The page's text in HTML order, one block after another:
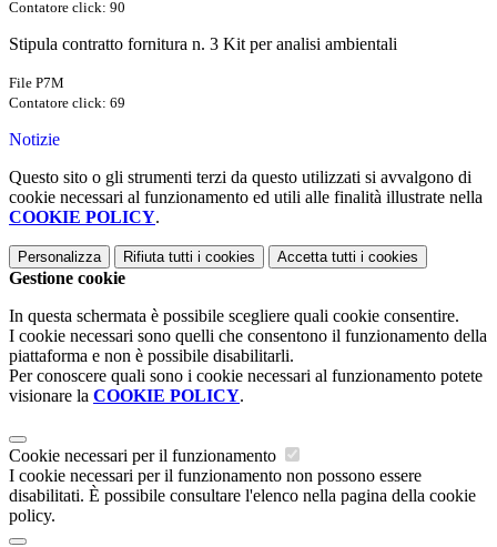
Contatore click: 90
Stipula contratto fornitura n. 3 Kit per analisi ambientali
File P7M
Contatore click: 69
Notizie
Questo sito o gli strumenti terzi da questo utilizzati si avvalgono di
cookie necessari al funzionamento ed utili alle finalità illustrate nella
COOKIE POLICY.
Personalizza Rifiuta tutti i cookies Accetta tutti i cookies
Gestione cookie
In questa schermata è possibile scegliere quali cookie consentire.
I cookie necessari sono quelli che consentono il funzionamento della
piattaforma e non è possibile disabilitarli.
Per conoscere quali sono i cookie necessari al funzionamento potete
visionare la COOKIE POLICY.
Cookie necessari per il funzionamento
I cookie necessari per il funzionamento non possono essere
disabilitati. È possibile consultare l'elenco nella pagina della cookie
policy.